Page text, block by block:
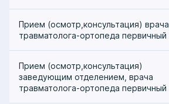
Прием (осмотр,консультация) врача
травматолога-ортопеда первичный
Прием (осмотр,консультация)
заведующим отделением, врача
травматолога-ортопеда первичный